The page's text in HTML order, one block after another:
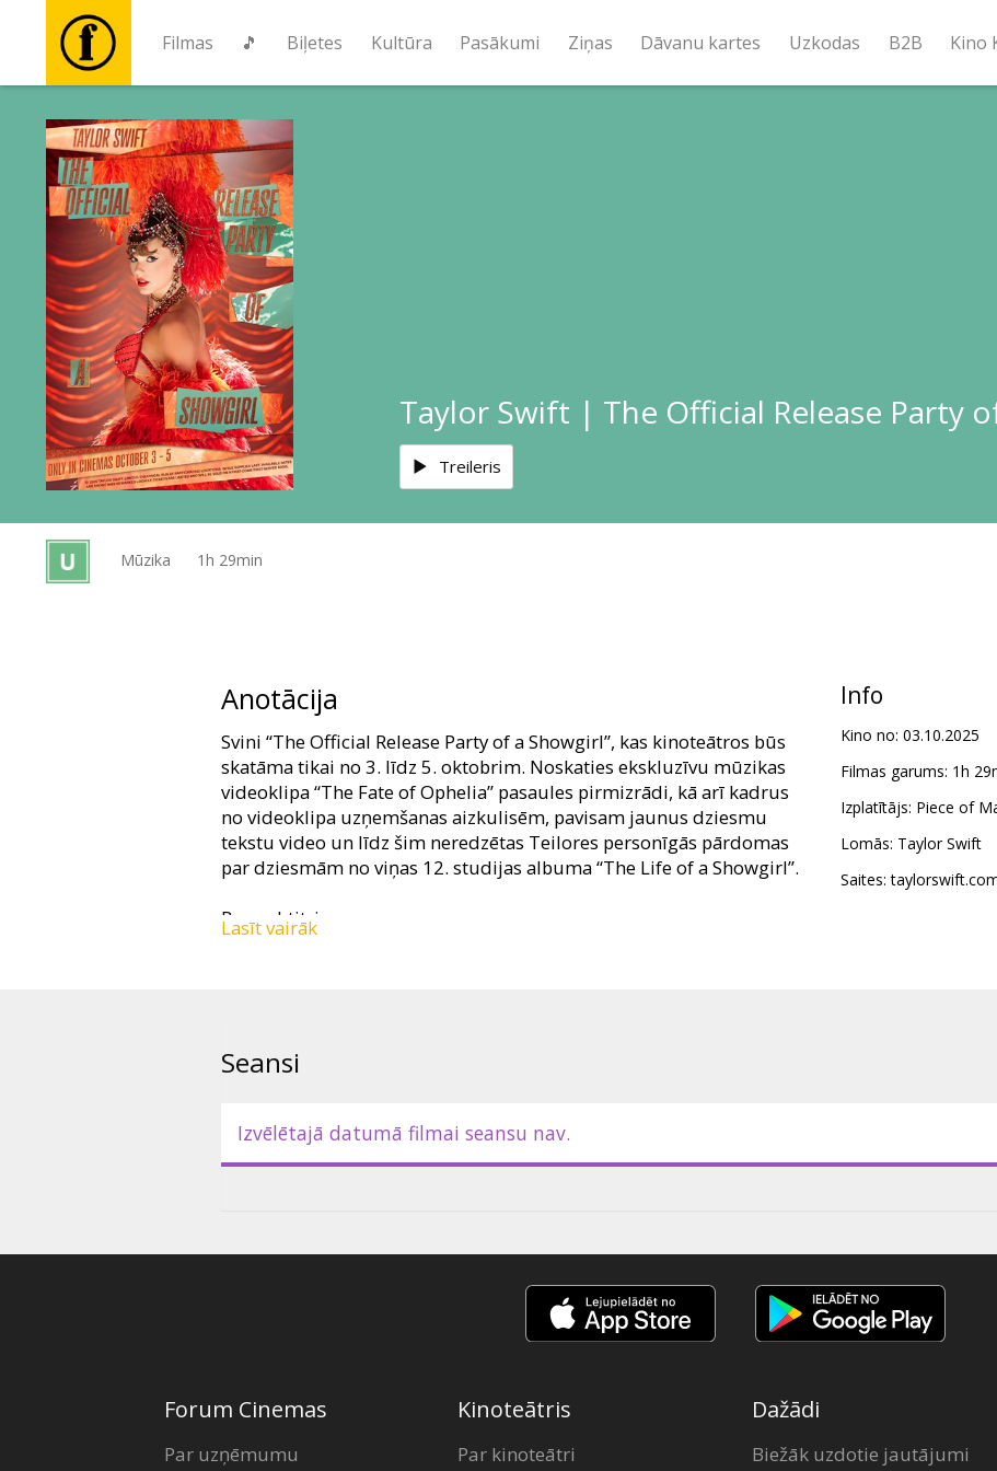
Filmas 🎵 Biļetes Kultūra Pasākumi Ziņas Dāvanu kartes Uzkodas B2B Kino
Filmas
🎵
Biļetes
Kultūra
Pasākumi
Ziņas
kartes
Taylor Swift | The Official Release Party
Treileris
Mūzika 1h 29min
Anotācija
Svini “The Official Release Party of a Showgirl”, kas kinoteātros būs
skatāma tikai no 3. līdz 5. oktobrim. Noskaties ekskluzīvu mūzikas
videoklipa “The Fate of Ophelia” pasaules pirmizrādi, kā arī kadrus
no videoklipa uzņemšanas aizkulisēm, pavisam jaunus dziesmu
tekstu video un līdz šim neredzētas Teilores personīgās pārdomas
par dziesmām no viņas 12. studijas albuma “The Life of a Showgirl”.
Bez subtitriem.
Lasīt vairāk
Info
Kino no: 03.10.2025
Filmas garums: 1h
Izplatītājs: Piece of
Lomās: Taylor Swift
Saites:
Seansi
Izvēlētajā datumā filmai seansu nav.
Forum Cinemas
Par uzņēmumu
Kinoteātris
Par kinoteātri
Dažādi
Biežāk uzdotie jautājumi